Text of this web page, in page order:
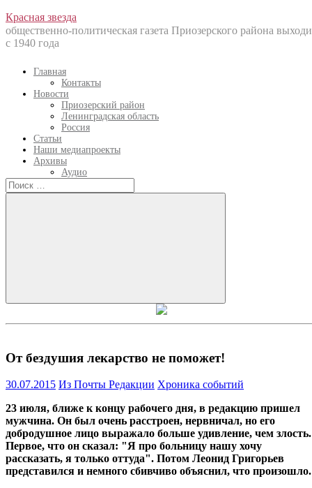
Перейти
к
содержанию
Красная звезда
общественно-политическая газета Приозерского района
с 1940 года
Главная
Контакты
Новости
Приозерский район
Ленинградская область
Россия
Статьи
Наши медиапроекты
Архивы
Аудио
Искать:
Искать
От бездушия лекарство не поможет!
30.07.2015 Из Почты Редакции Хроника событий
23 июля, ближе к концу рабочего дня, в редакцию пришел
мужчина. Он был очень расстроен, нервничал, но его
добродушное лицо выражало больше удивление, чем злость.
Первое, что он сказал: "Я про больницу нашу хочу
рассказать, я только оттуда". Потом Леонид Григорьев
представился и немного сбивчиво объяснил, что произошло.